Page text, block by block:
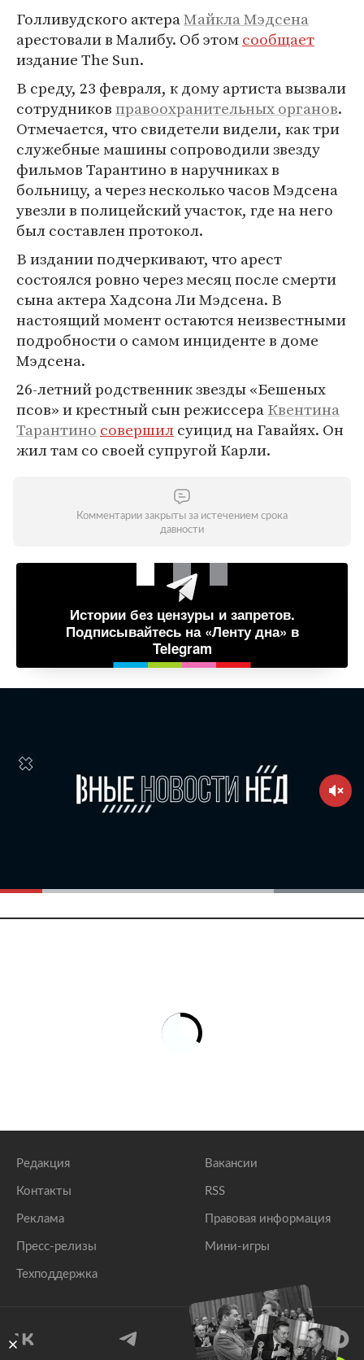
Голливудского актераМайкла Мэдсена
арестовали в Малибу. Об этомсообщает
издание The Sun.
В среду, 23 февраля, к дому артиста вызвали
сотрудниковправоохранительных органов.
Отмечается, что свидетели видели, как три
служебные машины сопроводили звезду
фильмов Тарантино в наручниках в
больницу, а через несколько часов Мэдсена
увезли в полицейский участок, где на него
был составлен протокол.
В издании подчеркивают, что арест
состоялся ровно через месяц после смерти
сына актера Хадсона Ли Мэдсена. В
настоящий момент остаются неизвестными
подробности о самом инциденте в доме
Мэдсена.
26-летний родственник звезды «Бешеных
псов» и крестный сын режиссераКвентина
Тарантино совершилсуицид на Гавайях. Он
жил там со своей супругой Карли.
Комментарии закрыты за истечением срока
давности
Истории без цензуры и запретов.
Подписывайтесь на «Ленту дна» в
Telegram
Редакция
Контакты
Реклама
Пресс-релизы
Техподдержка
Вакансии
RSS
Правовая информация
Мини-игры